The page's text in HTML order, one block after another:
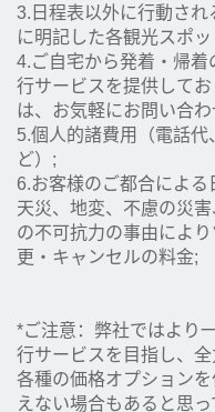
3.日程表以外に行動さ
に明記した各観光スポ
4.ご自宅から発着・帰
行サービスを提供して
は、お気軽にお問い合
5.個人的諸費用（電話
ど）;
6.お客様のご都合によ
天災、地変、不慮の災
の不可抗力の事由によ
更・キャンセルの料金;
*ご注意：弊社ではより
行サービスを目指し、全
各種の価格オプション
えない場合もあると思